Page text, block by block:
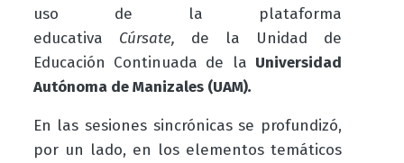
uso de la plataforma
educativa Cúrsate, de la Unidad de
Educación Continuada de la Universidad
Autónoma de Manizales (UAM).
En las sesiones sincrónicas se profundizó,
por un lado, en los elementos temáticos